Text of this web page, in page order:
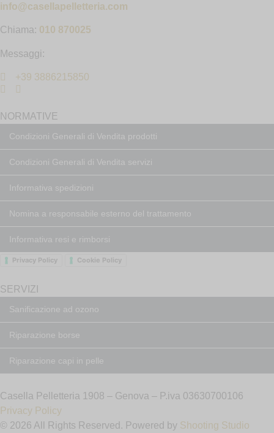
info@casellapelletteria.com
Chiama: 010 870025
Messaggi:
+39 3886215850
NORMATIVE
Condizioni Generali di Vendita prodotti
Condizioni Generali di Vendita servizi
Informativa spedizioni
Nomina a responsabile esterno del trattamento
Informativa resi e rimborsi
Privacy Policy Cookie Policy
SERVIZI
Sanificazione ad ozono
Riparazione borse
Riparazione capi in pelle
Casella Pelletteria 1908 – Genova – P.iva 03630700106
Privacy Policy
© 2026 All Rights Reserved. Powered by Shooting Studio